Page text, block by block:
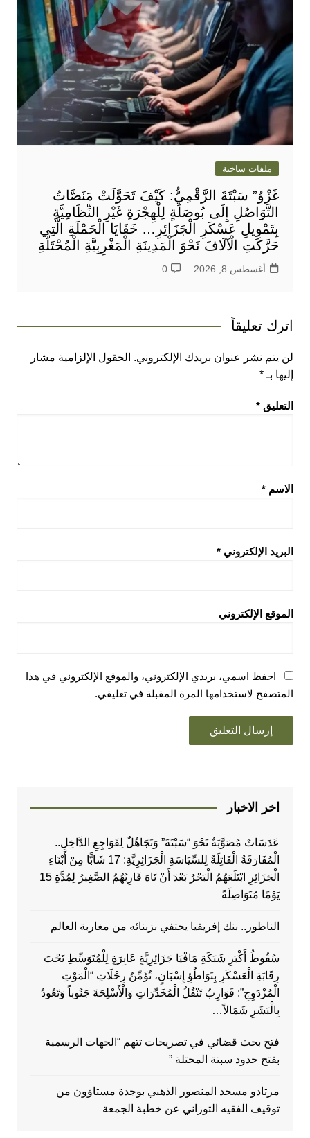
ملفات ساخنة
غَزْوُ” سَبْتَةَ الرَّقْمِيُّ: كَيْفَ تَحَوَّلَتْ مَنَصَّاتُ
التَّوَاصُلِ إِلَى بُوصَلَةٍ لِلْهِجْرَةِ غَيْرِ النِّظَامِيَّةِ
بِتَمْوِيلِ عَسْكَرِ الْجَزَائِرِ… خَفَايَا الْحَمْلَةِ الَّتِي
حَرَّكَتِ الْآلَافَ نَحْوَ الْمَدِينَةِ الْمَغْرِبِيَّةِ الْمُحْتَلَّةِ
أغسطس 8, 2026 0
اترك تعليقاً
لن يتم نشر عنوان بريدك الإلكتروني. الحقول الإلزامية مشار
إليها بـ *
التعليق *
الاسم *
البريد الإلكتروني *
الموقع الإلكتروني
احفظ اسمي، بريدي الإلكتروني، والموقع الإلكتروني في هذا
المتصفح لاستخدامها المرة المقبلة في تعليقي.
اخر الاخبار
عَدَسَاتٌ مُصَوَّبَةٌ نَحْوَ “سَبْتَةَ” وَتَجَاهُلٌ لِفَوَاجِعِ الدَّاخِلِ..
الْمُفَارَقَةُ الْقَاتِلَةُ لِلسِّيَاسَةِ الْجَزَائِرِيَّةِ: 17 شَابًّا مِنْ أَبْنَاءِ
الْجَزَائِرِ ابْتَلَعَهُمُ الْبَحْرُ بَعْدَ أَنْ تَاهَ قَارِبُهُمُ الصَّغِيرُ لِمُدَّةِ 15
يَوْمًا مُتَوَاصِلَةً
الناظور.. بنك إفريقيا يحتفي بزبنائه من مغاربة العالم
سُقُوطُ أَكْبَرِ شَبَكَةِ مَافْيَا جَزَائِرِيَّةٍ عَابِرَةٍ لِلْمُتَوَسِّطِ تَحْتَ
رِقَابَةِ الْعَسْكَرِ بِتَوَاطُؤِ إِسْبَانٍ، تُؤَمِّنُ رِحْلَاتِ “الْمَوْتِ
الْمُزْدَوِجِ”: قَوَارِبُ تَنْقُلُ الْمُخَدِّرَاتِ وَالْأَسْلِحَةَ جَنُوباً وَتَعُودُ
بِالْبَشَرِ شَمَالاً…
فتح بحث قضائي في تصريحات تتهم “الجهات الرسمية
بفتح حدود سبتة المحتلة ”
مرتادو مسجد المنصور الذهبي بوجدة مستاؤون من
توقيف الفقيه التوزاني عن خطبة الجمعة